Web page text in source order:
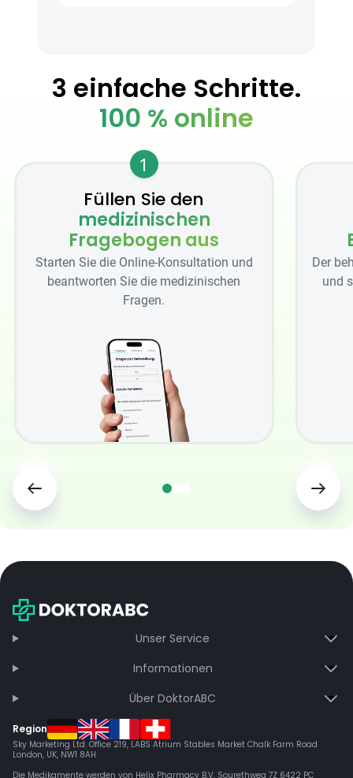
3 einfache Schritte.
100 % online
1
Füllen Sie den
medizinischen
Fragebogen aus
Starten Sie die Online-Konsultation und
beantworten Sie die medizinischen
Fragen.
Der
und
Unser Service
Informationen
Über DoktorABC
Region
Sky Marketing Ltd. Office 219, LABS Atrium Stables Market Chalk Farm Road
London, UK, NW1 8AH
Die Medikamente werden von Helix Pharmacy B.V, Sourethweg 7Z 6422 PC